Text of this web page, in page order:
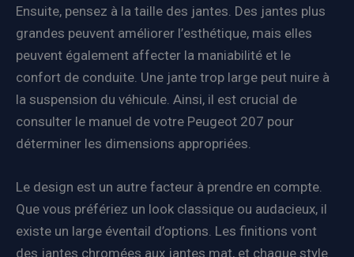
Ensuite, pensez à la taille des jantes. Des jantes plus
grandes peuvent améliorer l’esthétique, mais elles
peuvent également affecter la maniabilité et le
confort de conduite. Une jante trop large peut nuire à
la suspension du véhicule. Ainsi, il est crucial de
consulter le manuel de votre Peugeot 207 pour
déterminer les dimensions appropriées.
Le design est un autre facteur à prendre en compte.
Que vous préfériez un look classique ou audacieux, il
existe un large éventail d’options. Les finitions vont
des jantes chromées aux jantes mat, et chaque style